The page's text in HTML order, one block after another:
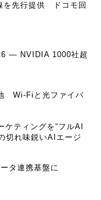
を先行提供 ドコモ回
― NVIDIA 1000社超
Wi-Fiと光ファイバ
ティングを“フルAI
切れ味鋭いAIエージ
タ連携基盤に